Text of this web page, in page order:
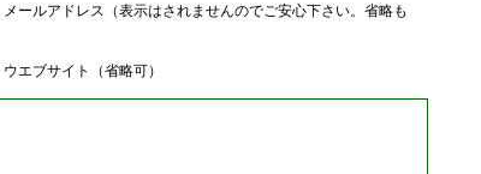
メールアドレス（表示はされませんのでご安心下さい。省略も
ウエブサイト（省略可）